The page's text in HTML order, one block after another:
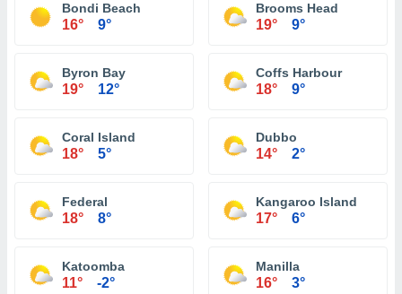
Bondi Beach
16° 9°
Brooms Head
19° 9°
Byron Bay
19° 12°
Coffs Harbour
18° 9°
Coral Island
18° 5°
Dubbo
14° 2°
Federal
18° 8°
Kangaroo Island
17° 6°
Katoomba
11° -2°
Manilla
16° 3°